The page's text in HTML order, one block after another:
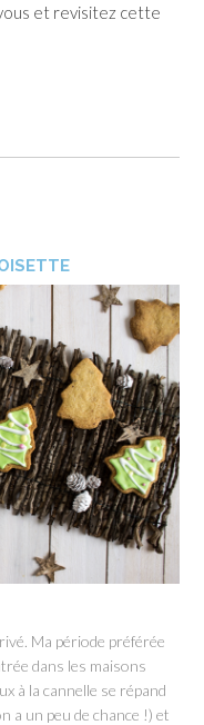
et revisitez cette
Ma période préférée
dans les maisons
à la cannelle se répand
a un peu de chance !) et